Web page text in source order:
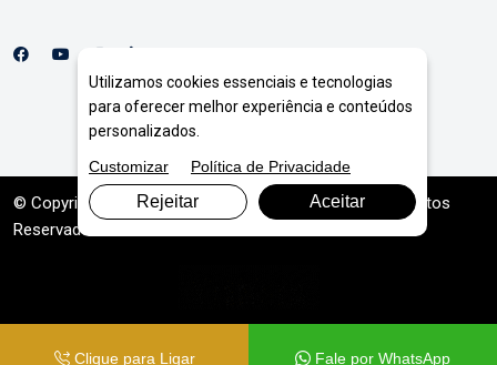
© Copyright 2026. DIVIAMarketing Digital. Todos os Direitos
Reservados
Clique para Ligar Fale por WhatsApp
Utilizamos cookies essenciais e tecnologias
para oferecer melhor experiência e conteúdos
personalizados.
Customizar
Política de Privacidade
Rejeitar Aceitar